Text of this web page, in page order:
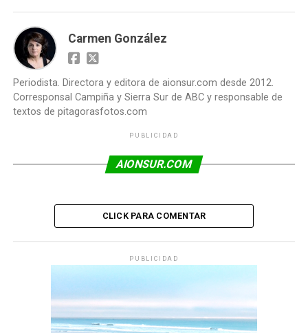
Carmen González
Periodista. Directora y editora de aionsur.com desde 2012.
Corresponsal Campiña y Sierra Sur de ABC y responsable de
textos de pitagorasfotos.com
PUBLICIDAD
AIONSUR.COM
CLICK PARA COMENTAR
PUBLICIDAD